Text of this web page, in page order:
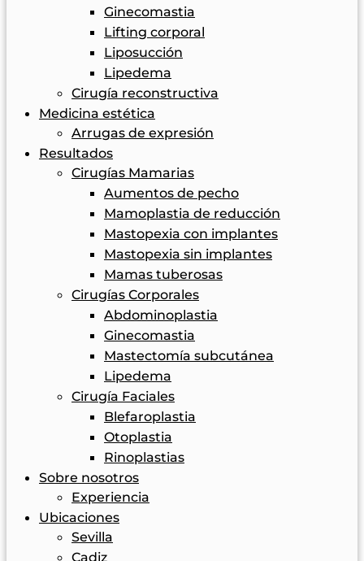
Ginecomastia
Lifting corporal
Liposucción
Lipedema
Cirugía reconstructiva
Medicina estética
Arrugas de expresión
Resultados
Cirugías Mamarias
Aumentos de pecho
Mamoplastia de reducción
Mastopexia con implantes
Mastopexia sin implantes
Mamas tuberosas
Cirugías Corporales
Abdominoplastia
Ginecomastia
Mastectomía subcutánea
Lipedema
Cirugía Faciales
Blefaroplastia
Otoplastia
Rinoplastias
Sobre nosotros
Experiencia
Ubicaciones
Sevilla
Cadiz